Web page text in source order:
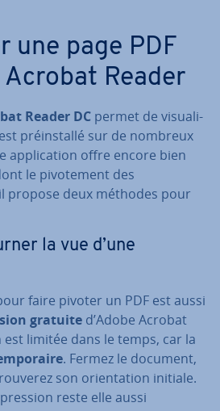
une page PDF
Reader
Reader DC permet de vi­sua­li­
préins­tallé sur de nombreux
ap­pli­ca­tion offre encore bien
le pi­vo­te­ment des
propose deux méthodes pour
la vue d’une
faire pivoter un PDF est aussi
gratuite d’Adobe Acrobat
limitée dans le temps, car la
. Fermez le document,
son orien­ta­tion initiale.
reste elle aussi